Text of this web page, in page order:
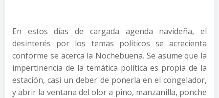
En estos días de cargada agenda navideña, el
desinterés por los temas políticos se acrecienta
conforme se acerca la Nochebuena. Se asume que la
impertinencia de la temática política es propia de la
estación, casi un deber de ponerla en el congelador,
y abrir la ventana del olor a pino, manzanilla, ponche